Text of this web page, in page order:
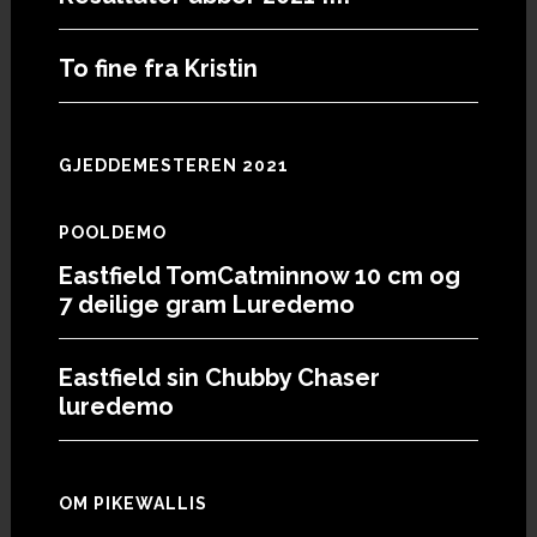
To fine fra Kristin
GJEDDEMESTEREN 2021
POOLDEMO
Eastfield TomCatminnow 10 cm og
7 deilige gram Luredemo
Eastfield sin Chubby Chaser
luredemo
OM PIKEWALLIS